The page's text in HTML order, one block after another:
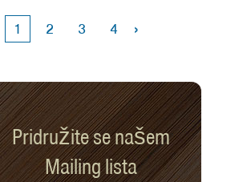
1 2 3 4 ›
Pridružite se našem
Mailing lista